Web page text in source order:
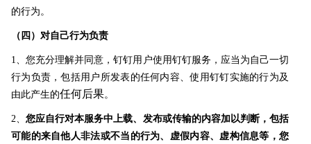
的行为。
（四）对自己行为负责
1、您充分理解并同意，钉钉用户使用钉钉服务，应当为自己一切
行为负责，包括用户所发表的任何内容、使用钉钉实施的行为及
由此产生的任何后果。
2、您应自行对本服务中上载、发布或传输的内容加以判断，包括
可能的来自他人非法或不当的行为、虚假内容、虚构信息等，您